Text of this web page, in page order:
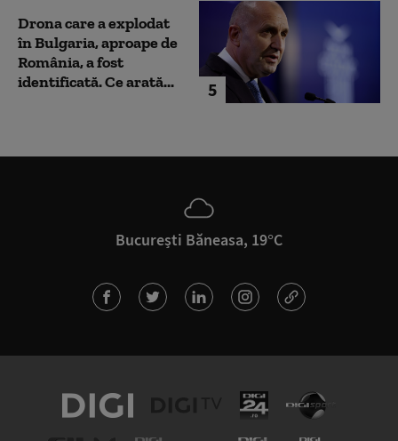
5
Drona care a explodat
în Bulgaria, aproape de
România, a fost
identificată. Ce arată...
București Băneasa, 19°C